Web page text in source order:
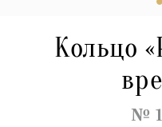
Кольцо
№